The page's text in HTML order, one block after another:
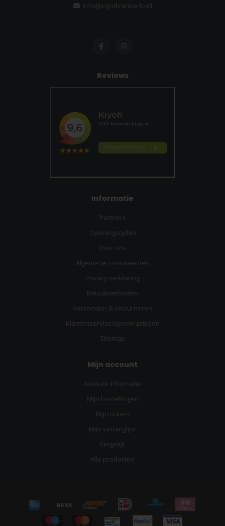
info@ingridvanberlo.nl
Reviews
Informatie
Partners
Openingstijden
Over ons
Algemene voorwaarden
Privacy verklaring
Betaalmethoden
Verzenden & retourneren
Klantenservice/openingstijden
Sitemap
Mijn account
Account informatie
Mijn bestellingen
Mijn tickets
Mijn verlanglijst
Vergelijk
Alle producten